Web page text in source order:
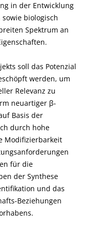
in der Entwicklung
biologisch
Spektrum an
soll das Potenzial
werden, um
Relevanz zu
neuartiger β-
Basis der
durch hohe
Modifizierbarkeit
für die
der Synthese
und das
Beziehungen